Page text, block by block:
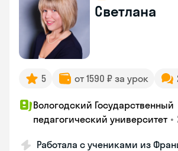
Светлана
5 от 1590 ₽ за урок
Вологодский Государственный
педагогический университет •
Работала с учениками из